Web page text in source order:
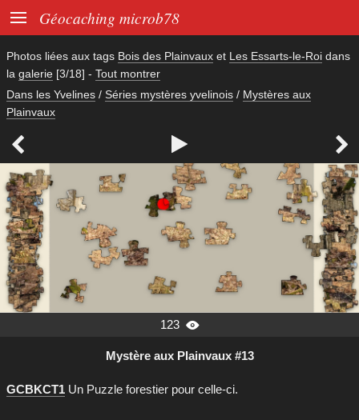
 Géocaching microb78
Photos liées aux tags Bois des Plainvaux et Les Essarts-le-Roi dans
la galerie [3/18] - Tout montrer
Dans les Yvelines / Séries mystères yvelinois / Mystères aux
Plainvaux
  
123 
Mystère aux Plainvaux #13
GCBKCT1 Un Puzzle forestier pour celle-ci.